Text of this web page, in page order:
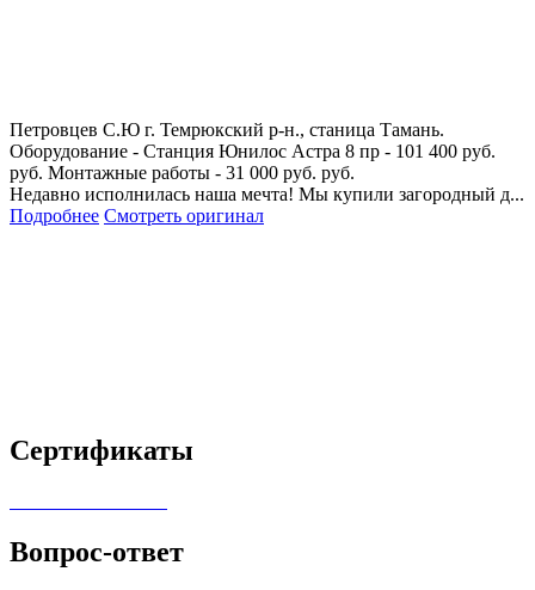
Петровцев С.Ю г. Темрюкский р-н., станица Тамань.
Оборудование - Станция Юнилос Астра 8 пр - 101 400 руб.
руб. Монтажные работы - 31 000 руб. руб.
Недавно исполнилась наша мечта! Мы купили загородный д...
Подробнее Смотреть оригинал
Сертификаты
Вопрос-ответ